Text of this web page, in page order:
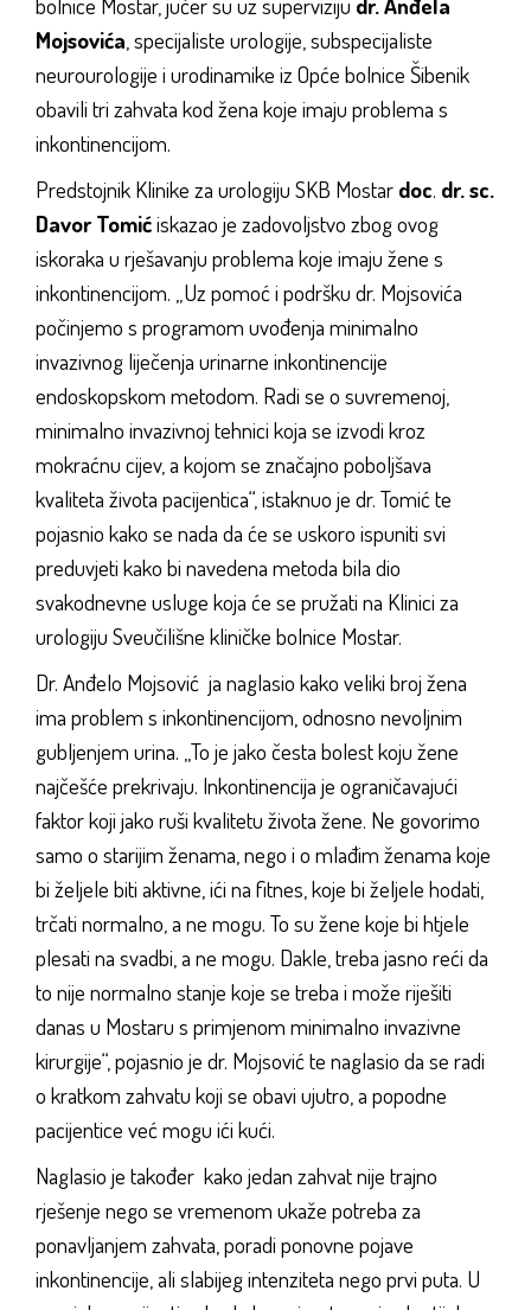
Mojsovića , specijaliste urologije, subspecijaliste
neurourologije i urodinamike iz Opće bolnice Šibenik
obavili tri zahvata kod žena koje imaju problema s
inkontinencijom.
Predstojnik Klinike za urologiju SKB Mostar doc. dr. sc.
Davor Tomićiskazao je zadovoljstvo zbog ovog
iskoraka u rješavanju problema koje imaju žene s
inkontinencijom. „Uz pomoć i podršku dr. Mojsovića
počinjemo s programom uvođenja minimalno
invazivnog liječenja urinarne inkontinencije
endoskopskom metodom. Radi se o suvremenoj,
minimalno invazivnoj tehnici koja se izvodi kroz
mokraćnu cijev, a kojom se značajno poboljšava
kvaliteta života pacijentica“, istaknuo je dr. Tomić te
pojasnio kako se nada da će se uskoro ispuniti svi
preduvjeti kako bi navedena metoda bila dio
svakodnevne usluge koja će se pružati na Klinici za
urologiju Sveučilišne kliničke bolnice Mostar.
Dr. Anđelo Mojsović ja naglasio kako veliki broj žena
ima problem s inkontinencijom, odnosno nevoljnim
gubljenjem urina. „To je jako česta bolest koju žene
najčešće prekrivaju. Inkontinencija je ograničavajući
faktor koji jako ruši kvalitetu života žene. Ne govorimo
samo o starijim ženama, nego i o mlađim ženama koje
bi željele biti aktivne, ići na fitnes, koje bi željele hodati,
trčati normalno, a ne mogu. To su žene koje bi htjele
plesati na svadbi, a ne mogu. Dakle, treba jasno reći da
to nije normalno stanje koje se treba i može riješiti
danas u Mostaru s primjenom minimalno invazivne
kirurgije“, pojasnio je dr. Mojsović te naglasio da se radi
o kratkom zahvatu koji se obavi ujutro, a popodne
pacijentice već mogu ići kući.
Naglasio je također kako jedan zahvat nije trajno
rješenje nego se vremenom ukaže potreba za
ponavljanjem zahvata, poradi ponovne pojave
inkontinencije, ali slabijeg intenziteta nego prvi puta. U